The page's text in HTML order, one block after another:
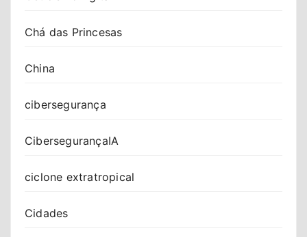
Chá das Princesas
China
cibersegurança
CibersegurançaIA
ciclone extratropical
Cidades